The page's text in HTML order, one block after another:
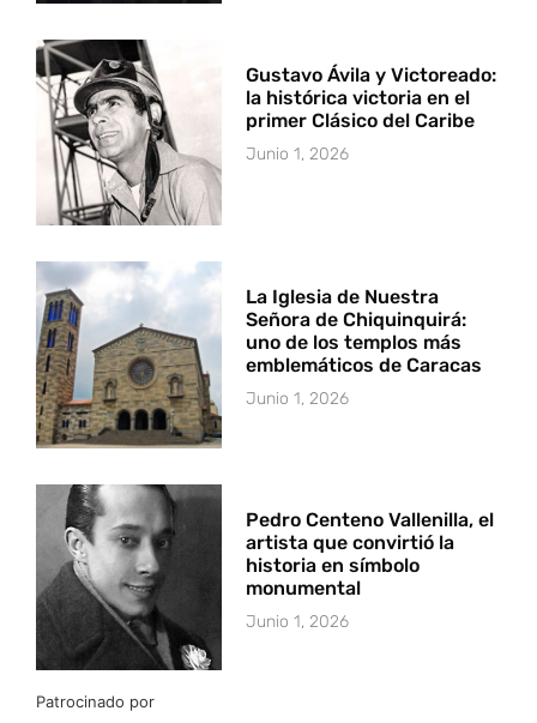
Gustavo Ávila y Victoreado:
la histórica victoria en el
primer Clásico del Caribe
Junio 1, 2026
La Iglesia de Nuestra
Señora de Chiquinquirá:
uno de los templos más
emblemáticos de Caracas
Junio 1, 2026
Pedro Centeno Vallenilla, el
artista que convirtió la
historia en símbolo
monumental
Junio 1, 2026
Patrocinado por